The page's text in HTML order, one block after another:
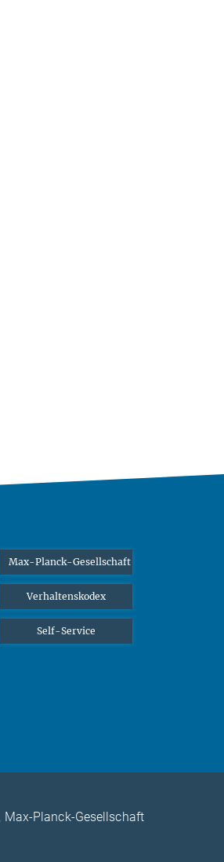
Max-Planck-Gesellschaft
Verhaltenskodex
Self-Service
Max-Planck-Gesellschaft